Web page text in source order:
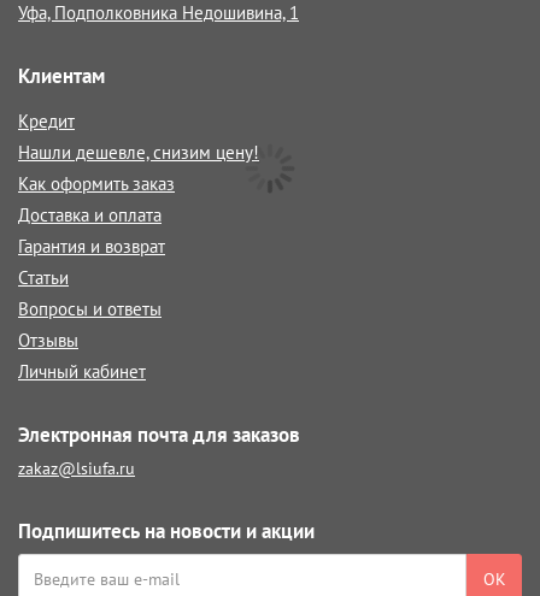
Уфа, Подполковника Недошивина, 1
Клиентам
Кредит
Нашли дешевле, снизим цену!
Как оформить заказ
Доставка и оплата
Гарантия и возврат
Статьи
Вопросы и ответы
Отзывы
Личный кабинет
Электронная почта для заказов
zakaz@lsiufa.ru
Подпишитесь на новости и акции
ОК